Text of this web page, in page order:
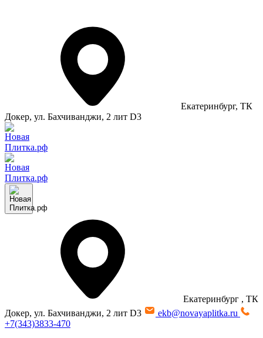
Екатеринбург, ТК
Докер, ул. Бахчиванджи, 2 лит D3
Екатеринбург , ТК
Докер, ул. Бахчиванджи, 2 лит D3
ekb@novayaplitka.ru
+7(343)3833-470